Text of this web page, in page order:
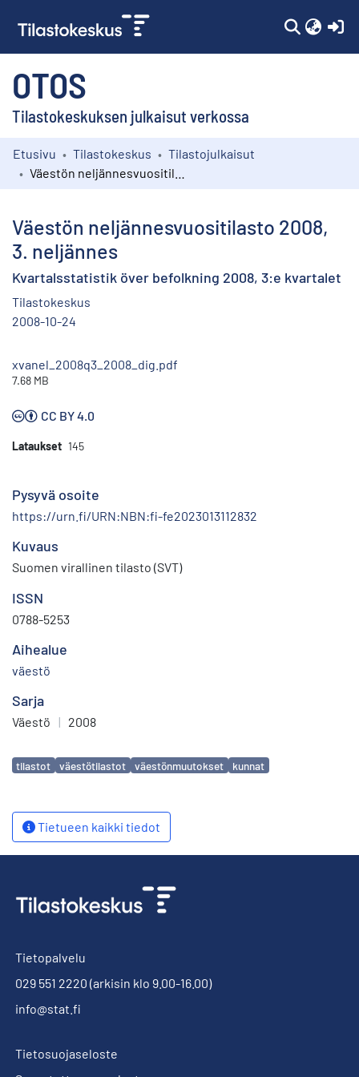
OTOS
Tilastokeskuksen julkaisut verkossa
Kokoelmat
Etusivu Tilastokeskus
Tilastojulkaisut
Väestön neljännesvuositilasto 2008,
3. neljännes
Kvartalsstatistik över befolkning 2008, 3:e kvartalet
Tilastokeskus
2008-10-24
xvanel_2008q3_2008_dig.pdf
7.68 MB
CC BY 4.0
Lataukset 145
Pysyvä osoite
https://urn.fi/URN:NBN:fi-fe2023013112832
Kuvaus
Suomen virallinen tilasto (SVT)
ISSN
0788-5253
Aihealue
väestö
Sarja
Väestö | 2008
Avainsanat
tilastot väestötilastot väestönmuutokset kunnat
Tietueen kaikki tiedot
Tietopalvelu
029 551 2220 (arkisin klo 9.00-16.00)
info@stat.fi
Tietosuojaseloste